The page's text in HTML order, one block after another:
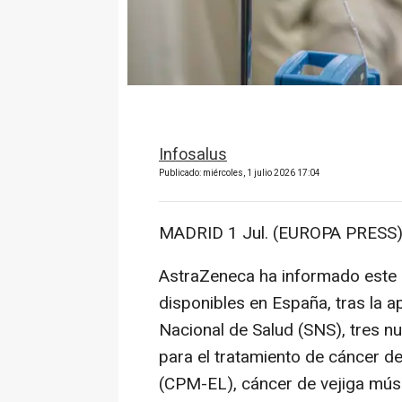
Infosalus
Publicado: miércoles, 1 julio 2026 17:04
MADRID 1 Jul. (EUROPA
AstraZeneca ha informado
disponibles en España, tras la
Nacional de Salud (SNS), tres
para el tratamiento de cáncer
(CPM-EL), cáncer de vejiga